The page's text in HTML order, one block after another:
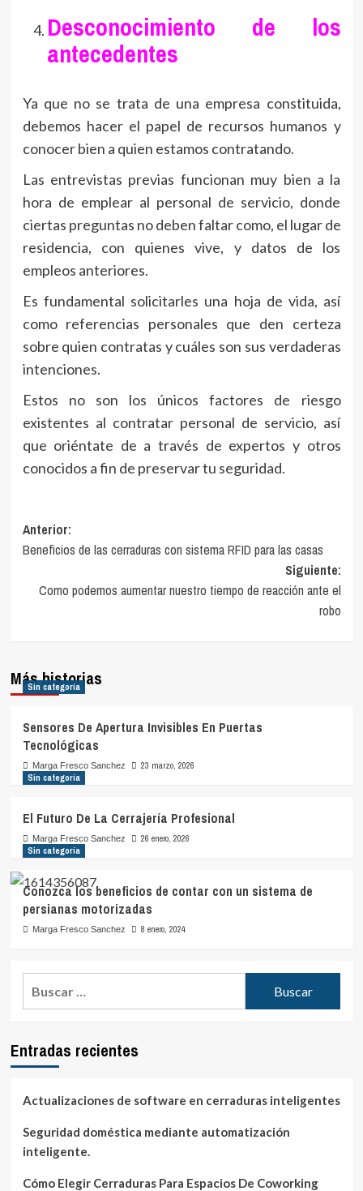
Desconocimiento de los
antecedentes
Ya que no se trata de una empresa constituida,
debemos hacer el papel de recursos humanos y
conocer bien a quien estamos contratando.
Las entrevistas previas funcionan muy bien a la
hora de emplear al personal de servicio, donde
ciertas preguntas no deben faltar como, el lugar de
residencia, con quienes vive, y datos de los
empleos anteriores.
Es fundamental solicitarles una hoja de vida, así
como referencias personales que den certeza
sobre quien contratas y cuáles son sus verdaderas
intenciones.
Estos no son los únicos factores de riesgo
existentes al contratar personal de servicio, así
que oriéntate de a través de expertos y otros
conocidos a fin de preservar tu seguridad.
Navegación
de
entradas
Anterior:
Beneficios de las cerraduras con sistema RFID para las casas
Siguiente:
Como podemos aumentar nuestro tiempo de reacción ante el
robo
Más historias
Sin categoría
Sensores De Apertura Invisibles En Puertas
Tecnológicas
Marga Fresco Sanchez
23 marzo, 2026
Sin categoría
El Futuro De La Cerrajería Profesional
Marga Fresco Sanchez
26 enero, 2026
Sin categoría
Conozca los beneficios de contar con un sistema de
persianas motorizadas
Marga Fresco Sanchez 8 enero, 2024
Entradas recientes
Actualizaciones de software en cerraduras inteligentes
Seguridad doméstica mediante automatización
inteligente.
Cómo Elegir Cerraduras Para Espacios De Coworking